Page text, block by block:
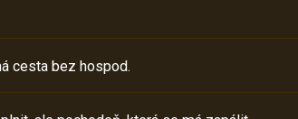
cesta bez hospod.